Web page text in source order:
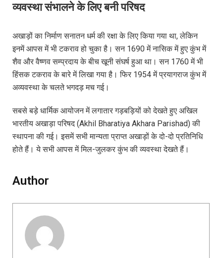
व्यवस्था संभालने के लिए बनी परिषद
अखाड़ों का निर्माण सनातन धर्म की रक्षा के लिए किया गया था, लेकिन
इनमें आपस में भी टकराव हो चुका है। सन 1690 में नासिक में हुए कुंभ में
शैव और वैष्णव सम्प्रदाय के बीच खूनी संघर्ष हुआ था। सन 1760 में भी
हिंसक टकराव के बारे में लिखा गया है। फिर 1954 में प्रयागराज कुंभ में
अव्यवस्था के चलते भगदड़ मच गई।
सबसे बड़े धार्मिक आयोजन में लगातार गड़बड़ियों को देखते हुए अखिल
भारतीय अखाड़ा परिषद (Akhil Bharatiya Akhara Parishad) की
स्थापना की गई। इसमें सभी मान्यता प्राप्त अखाड़ों के दो-दो प्रतिनिधि
होते हैं। ये सभी आपस में मिल-जुलकर कुंभ की व्यवस्था देखते हैं।
Author